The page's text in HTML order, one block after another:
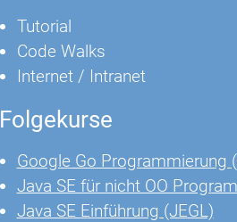
Tutorial
Code Walks
Internet / Intranet
Folgekurse
Google Go Programmierung
Java SE für nicht OO
Java SE Einführung (JEGL)